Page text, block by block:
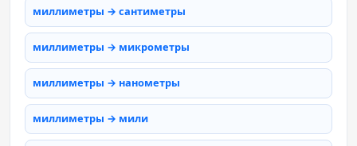
миллиметры → сантиметры
миллиметры → микрометры
миллиметры → нанометры
миллиметры → мили